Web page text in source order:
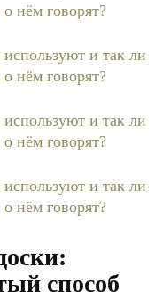
способ